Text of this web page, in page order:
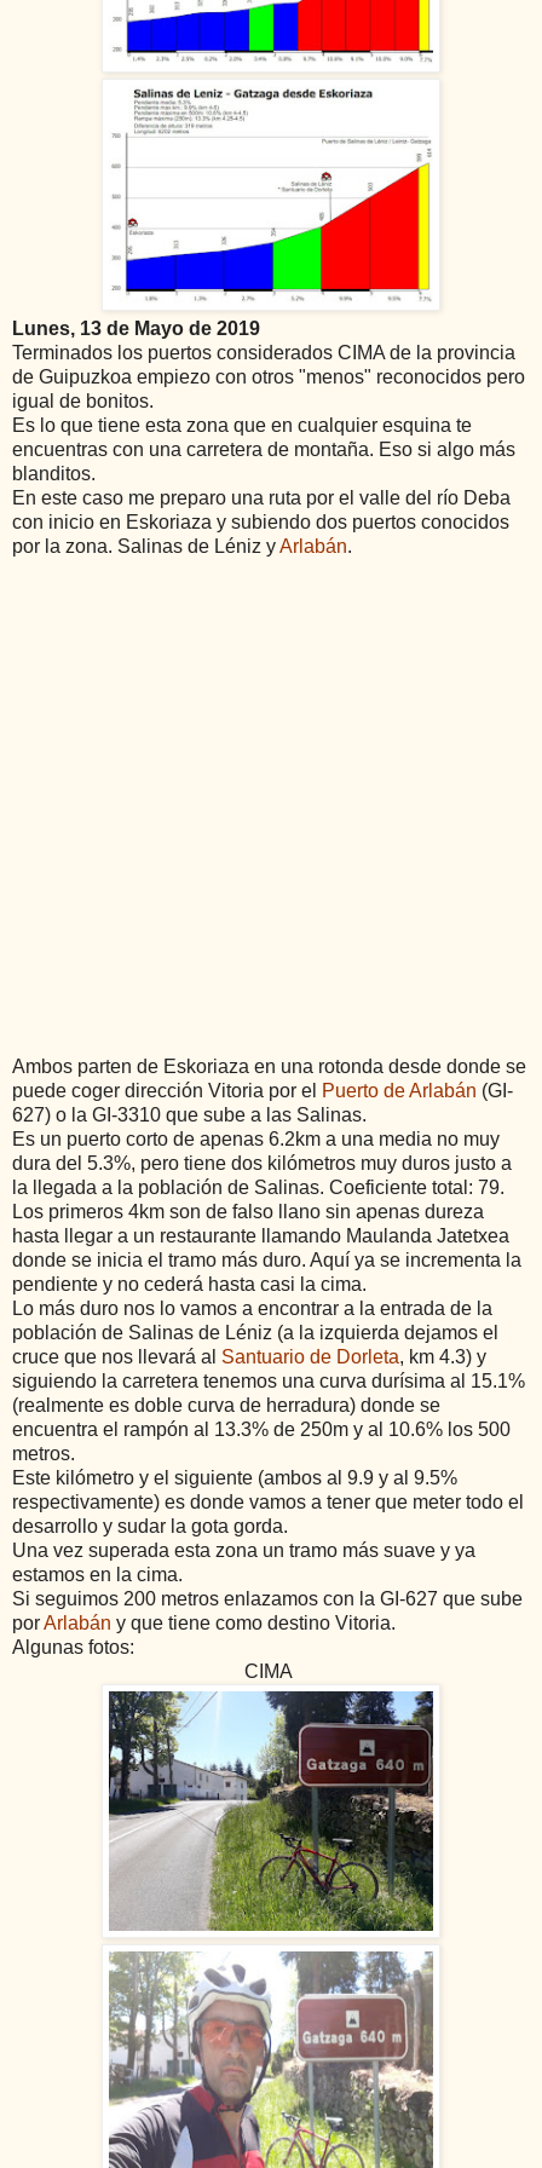
Lunes, 13 de Mayo de 2019
Terminados los puertos considerados CIMA de la provincia
de Guipuzkoa empiezo con otros "menos" reconocidos pero
igual de bonitos.
Es lo que tiene esta zona que en cualquier esquina te
encuentras con una carretera de montaña. Eso si algo más
blanditos.
En este caso me preparo una ruta por el valle del río Deba
con inicio en Eskoriaza y subiendo dos puertos conocidos
por la zona. Salinas de Léniz yArlabán.
Ambos parten de Eskoriaza en una rotonda desde donde se
puede coger dirección Vitoria por el Puerto de Arlabán (GI-
627) o la GI-3310 que sube a las Salinas.
Es un puerto corto de apenas 6.2km a una media no muy
dura del 5.3%, pero tiene dos kilómetros muy duros justo a
la llegada a la población de Salinas. Coeficiente total: 79.
Los primeros 4km son de falso llano sin apenas dureza
hasta llegar a un restaurante llamando Maulanda Jatetxea
donde se inicia el tramo más duro. Aquí ya se incrementa la
pendiente y no cederá hasta casi la cima.
Lo más duro nos lo vamos a encontrar a la entrada de la
población de Salinas de Léniz (a la izquierda dejamos el
cruce que nos llevará al Santuario de Dorleta, km 4.3) y
siguiendo la carretera tenemos una curva durísima al 15.1%
(realmente es doble curva de herradura) donde se
encuentra el rampón al 13.3% de 250m y al 10.6% los 500
metros.
Este kilómetro y el siguiente (ambos al 9.9 y al 9.5%
respectivamente) es donde vamos a tener que meter todo el
desarrollo y sudar la gota gorda.
Una vez superada esta zona un tramo más suave y ya
estamos en la cima.
Si seguimos 200 metros enlazamos con la GI-627 que sube
porArlabán y que tiene como destino Vitoria.
Algunas fotos:
CIMA